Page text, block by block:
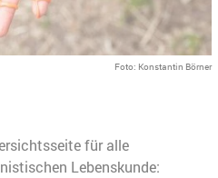
Foto: Konstantin Börner
für alle
Lebenskunde: